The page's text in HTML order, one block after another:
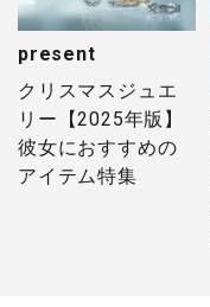
present
クリスマスジュエ
リー【2025年版】
彼女におすすめの
アイテム特集